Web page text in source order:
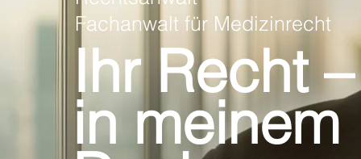
Fachanwalt für Medizinrecht
Ihr Recht
in meinem